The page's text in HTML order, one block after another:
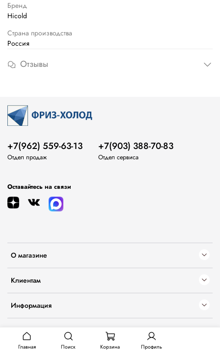
Бренд
Hicold
Страна производства
Россия
Отзывы
О магазине
Клиентам
Информация
+7(962) 559-63-13
Отдел продаж
+7(903) 388-70-83
Отдел сервиса
Оставайтесь на связи
Главная Поиск Корзина Профиль